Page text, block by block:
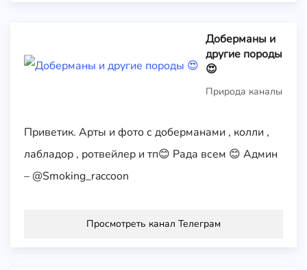
Доберманы и
другие породы
😍
Природа каналы
Приветик. Арты и фото с доберманами , колли ,
лабладор , ротвейлер и тп😊 Рада всем 😊 Админ
– @Smoking_raccoon
Просмотреть канал Телеграм